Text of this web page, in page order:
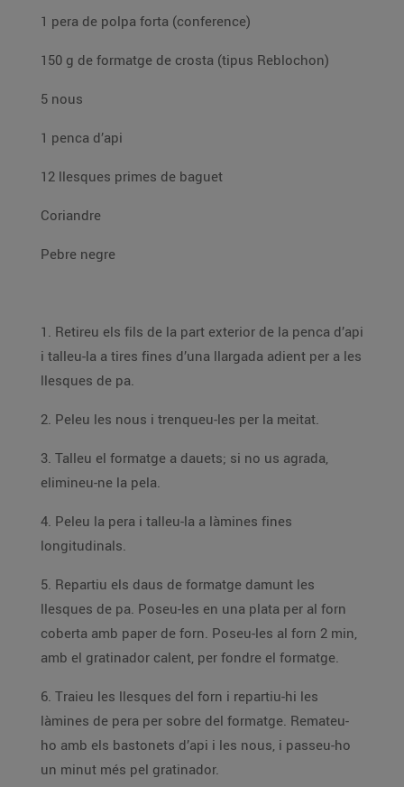
1 pera de polpa forta (conference)
150 g de formatge de crosta (tipus Reblochon)
5 nous
1 penca d’api
12 llesques primes de baguet
Coriandre
Pebre negre
1. Retireu els fils de la part exterior de la penca d’api
i talleu-la a tires fines d’una llargada adient per a les
llesques de pa.
2. Peleu les nous i trenqueu-les per la meitat.
3. Talleu el formatge a dauets; si no us agrada,
elimineu-ne la pela.
4. Peleu la pera i talleu-la a làmines fines
longitudinals.
5. Repartiu els daus de formatge damunt les
llesques de pa. Poseu-les en una plata per al forn
coberta amb paper de forn. Poseu-les al forn 2 min,
amb el gratinador calent, per fondre el formatge.
6. Traieu les llesques del forn i repartiu-hi les
làmines de pera per sobre del formatge. Remateu-
ho amb els bastonets d’api i les nous, i passeu-ho
un minut més pel gratinador.